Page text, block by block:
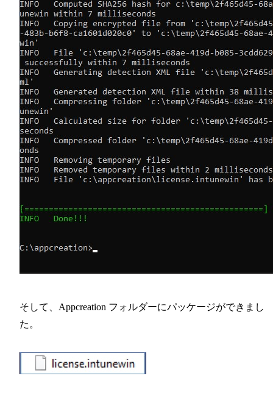
そして、Appcreation フォルダーにパッケージができまし
た。